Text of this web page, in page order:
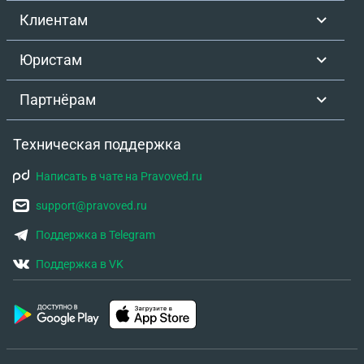
Клиентам
Юристам
Партнёрам
Техническая поддержка
Написать в чате на Pravoved.ru
support@pravoved.ru
Поддержка в Telegram
Поддержка в VK